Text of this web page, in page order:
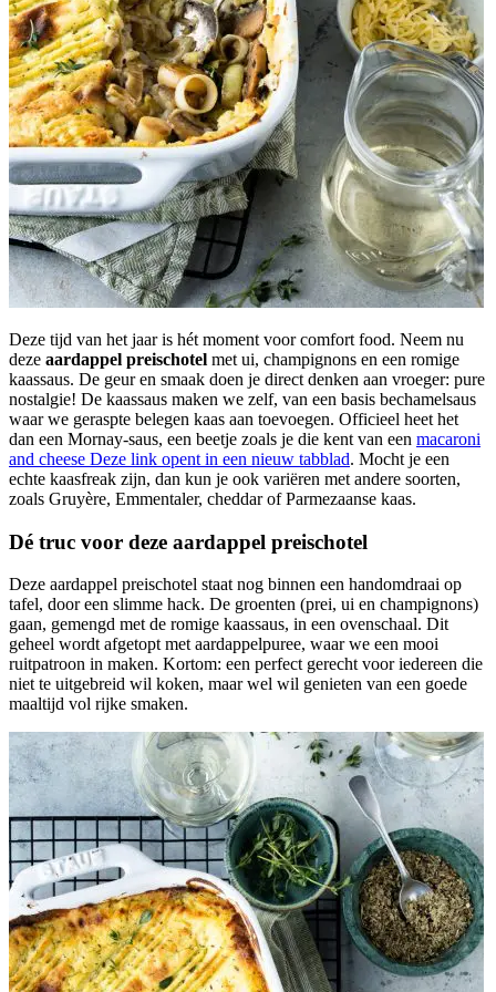
Deze tijd van het jaar is hét moment voor comfort food. Neem nu
deze aardappel preischotel met ui, champignons en een romige
kaassaus. De geur en smaak doen je direct denken aan vroeger: pure
nostalgie! De kaassaus maken we zelf, van een basis bechamelsaus
waar we geraspte belegen kaas aan toevoegen. Officieel heet het
dan een Mornay-saus, een beetje zoals je die kent van een macaroni
and cheese Deze link opent in een nieuw tabblad. Mocht je een
echte kaasfreak zijn, dan kun je ook variëren met andere soorten,
zoals Gruyère, Emmentaler, cheddar of Parmezaanse kaas.
Dé truc voor deze aardappel preischotel
Deze aardappel preischotel staat nog binnen een handomdraai op
tafel, door een slimme hack. De groenten (prei, ui en champignons)
gaan, gemengd met de romige kaassaus, in een ovenschaal. Dit
geheel wordt afgetopt met aardappelpuree, waar we een mooi
ruitpatroon in maken. Kortom: een perfect gerecht voor iedereen die
niet te uitgebreid wil koken, maar wel wil genieten van een goede
maaltijd vol rijke smaken.